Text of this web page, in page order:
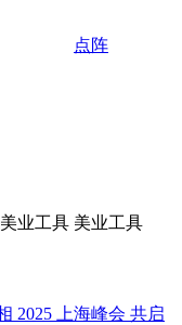
点阵
美业工具 美业工具